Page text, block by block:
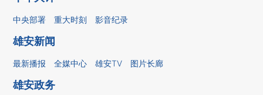
中央部署 重大时刻 影音纪录
雄安新闻
最新播报 全媒中心 雄安TV 图片长廊
雄安政务